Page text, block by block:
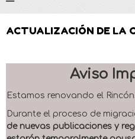
ACTUALIZACIÓN DE LA
Aviso
Estamos renovando el Rincón.
Durante el proceso de
de nuevas publicaciones y